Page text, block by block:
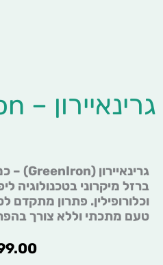
גרינאיירון – GreenIron‭ ‬
ברזל מיקרוני בטכנולוגיה
וכלורופילין. פתרון מתקדם
טעם מתכתי וללא צורך